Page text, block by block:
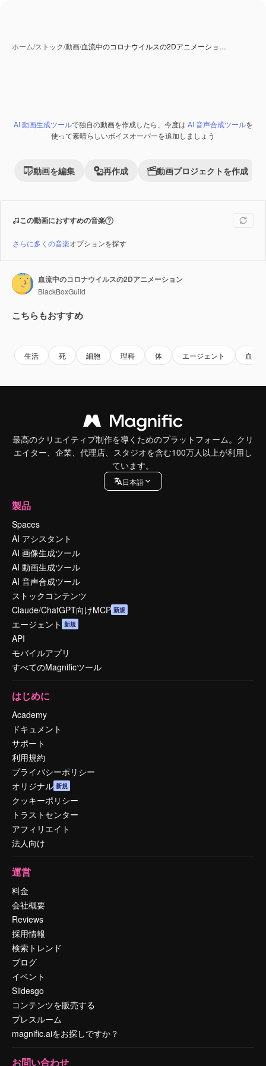
ホーム/ストック/動画/血流中のコロナウイルスの2Dアニメーショ…
Premium
AI 動画生成ツールで独自の動画を作成したら、今度は AI 音声合成ツールを
使って素晴らしいボイスオーバーを追加しましょう
動画を編集 再作成 動画プロジェクトを作成
この動画におすすめの音楽
さらに多くの音楽オプションを探す
血流中のコロナウイルスの2Dアニメーション
BlackBoxGuild
こちらもおすすめ
生活 死 細胞 理科 体 エージェント 血
最高のクリエイティブ制作を導くためのプラットフォーム。クリ
エイター、企業、代理店、スタジオを含む100万人以上が利用し
ています。
日本語
製品
Spaces
AI アシスタント
AI 画像生成ツール
AI 動画生成ツール
AI 音声合成ツール
ストックコンテンツ
Claude/ChatGPT向けMCP 新規
エージェント 新規
API
モバイルアプリ
すべてのMagnificツール
はじめに
Academy
ドキュメント
サポート
利用規約
プライバシーポリシー
オリジナル 新規
クッキーポリシー
トラストセンター
アフィリエイト
法人向け
運営
料金
会社概要
Reviews
採用情報
検索トレンド
ブログ
イベント
Slidesgo
コンテンツを販売する
プレスルーム
magnific.aiをお探しですか？
お問い合わせ